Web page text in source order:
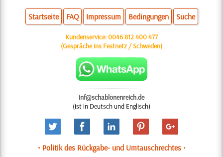
Startseite FAQ Impressum Bedingungen Suche
Kundenservice:0046 812 400 477
(Gespräche ins Festnetz / Schweden)
inf@schablonenreich.de
(ist in Deutsch und Englisch)
• Politik des Rückgabe- und Umtauschrechtes •